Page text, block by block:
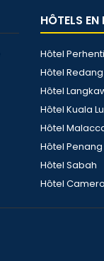
HÔTELS
Hôtel
Hôtel Redang
Hôtel
Hôtel Kuala
Hôtel
Hôtel Penang
Hôtel Sabah
Hôtel